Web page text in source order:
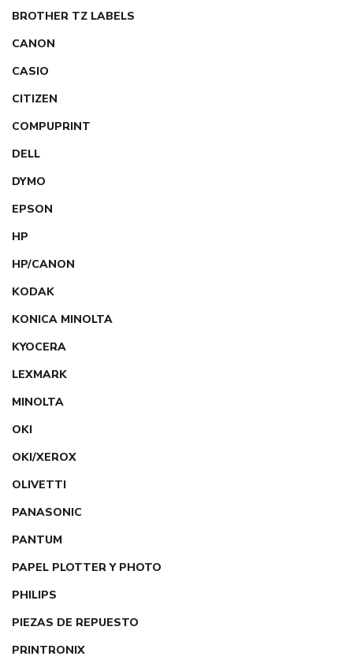
BROTHER TZ LABELS
CANON
CASIO
CITIZEN
COMPUPRINT
DELL
DYMO
EPSON
HP
HP/CANON
KODAK
KONICA MINOLTA
KYOCERA
LEXMARK
MINOLTA
OKI
OKI/XEROX
OLIVETTI
PANASONIC
PANTUM
PAPEL PLOTTER Y PHOTO
PHILIPS
PIEZAS DE REPUESTO
PRINTRONIX